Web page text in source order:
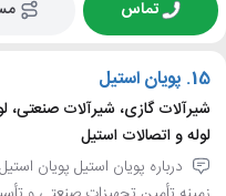
تماس
15. پویان استیل
شیرآلات گازی، شیرآلات صنعتی،
لوله و اتصالات استیل
درباره پویان استیل پویان